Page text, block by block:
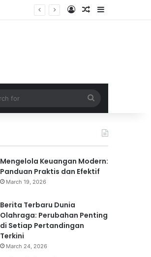
Log InRandom Article
Sidebar
for
Mengelola Keuangan Modern:
Panduan Praktis dan Efektif
March 19, 2026
Berita Terbaru Dunia
Olahraga: Perubahan Penting
di Setiap Pertandingan
Terkini
March 24, 2026